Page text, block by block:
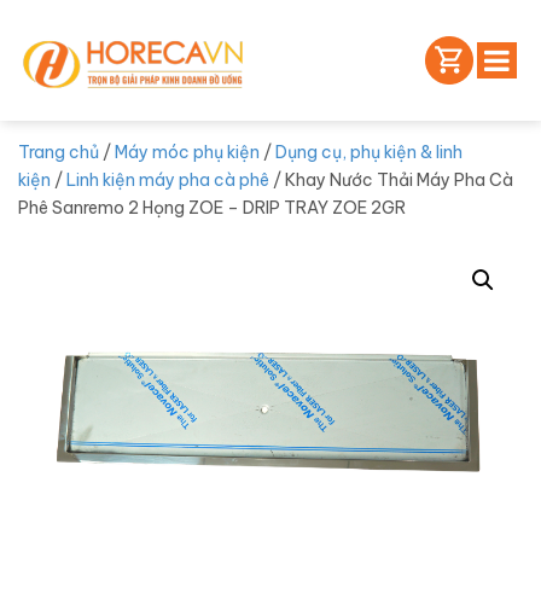
Trang chủ /Máy móc phụ kiện /Dụng cụ, phụ kiện & linh
kiện /Linh kiện máy pha cà phê / Khay Nước Thải Máy Pha Cà
Phê Sanremo 2 Họng ZOE – DRIP TRAY ZOE 2GR